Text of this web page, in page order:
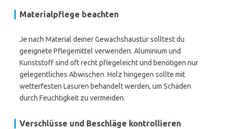
Materialpflege beachten
Je nach Material deiner Gewächshaustür solltest du
geeignete Pflegemittel verwenden. Aluminium und
Kunststoff sind oft recht pflegeleicht und benötigen nur
gelegentliches Abwischen. Holz hingegen sollte mit
wetterfesten Lasuren behandelt werden, um Schäden
durch Feuchtigkeit zu vermeiden.
Verschlüsse und Beschläge kontrollieren